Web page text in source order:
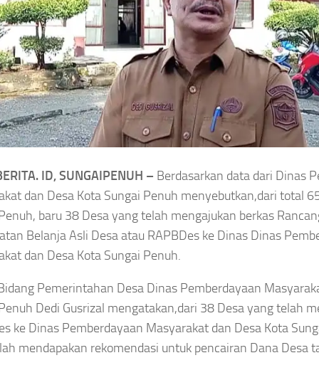
ID, SUNGAIPENUH – Berdasarkan data dari Dinas
dan Desa Kota Sungai Penuh menyebutkan,dari total
baru 38 Desa yang telah mengajukan berkas
Belanja Asli Desa atau RAPBDes ke Dinas Dinas
dan Desa Kota Sungai Penuh.
Pemerintahan Desa Dinas Pemberdayaan
Dedi Gusrizal mengatakan,dari 38 Desa yang telah
ke Dinas Pemberdayaan Masyarakat dan Desa Kota
mendapakan rekomendasi untuk pencairan Dana Desa
Kemerdekaan
Toko Batik
ke-81 RI,
Batik Merah
Penuh
8, 2026
Ganda putra Malaysia
Headline
Korea Masters 2026
Turnamen BWF Super 300
Empat Wakil Malaysia
Tumbang di Korea
Herry IP Selamatkan
Asa
Asep Sanjaya